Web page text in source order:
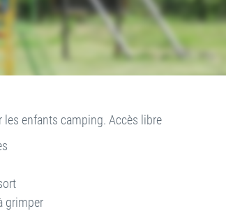
les enfants camping. Accès libre
grimper